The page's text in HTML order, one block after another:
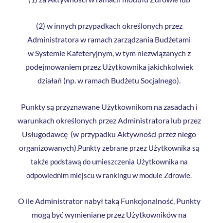
(2) w innych przypadkach określonych przez
Administratora w ramach zarządzania Budżetami
w Systemie Kafeteryjnym, w tym niezwiązanych z
podejmowaniem przez Użytkownika jakichkolwiek
działań (np. w ramach Budżetu Socjalnego).
Punkty są przyznawane Użytkownikom na zasadach i
warunkach określonych przez Administratora lub przez
Usługodawcę (w przypadku Aktywności przez niego
organizowanych). Punkty zebrane przez Użytkownika są
także podstawą do umieszczenia Użytkownika na
odpowiednim miejscu w rankingu w module Zdrowie.
O ile Administrator nabył taką Funkcjonalność, Punkty
mogą być wymieniane przez Użytkowników na